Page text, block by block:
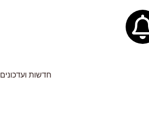
חדשות ועדכונים